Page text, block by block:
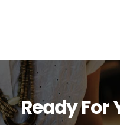
Ready For